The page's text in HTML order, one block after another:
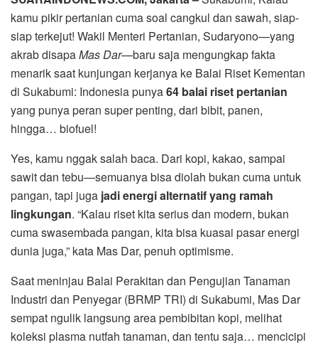
kamu pikir pertanian cuma soal cangkul dan sawah, siap-
siap terkejut! Wakil Menteri Pertanian, Sudaryono—yang
akrab disapaMas Dar—baru saja mengungkap fakta
menarik saat kunjungan kerjanya ke Balai Riset Kementan
di Sukabumi: Indonesia punya64 balai riset pertanian
yang punya peran super penting, dari bibit, panen,
hingga… biofuel!
Yes, kamu nggak salah baca. Dari kopi, kakao, sampai
sawit dan tebu—semuanya bisa diolah bukan cuma untuk
pangan, tapi juga jadi energi alternatif yang ramah
lingkungan. “Kalau riset kita serius dan modern, bukan
cuma swasembada pangan, kita bisa kuasai pasar energi
dunia juga,” kata Mas Dar, penuh optimisme.
Saat meninjau Balai Perakitan dan Pengujian Tanaman
Industri dan Penyegar (BRMP TRI) di Sukabumi, Mas Dar
sempat ngulik langsung area pembibitan kopi, melihat
koleksi plasma nutfah tanaman, dan tentu saja… mencicipi